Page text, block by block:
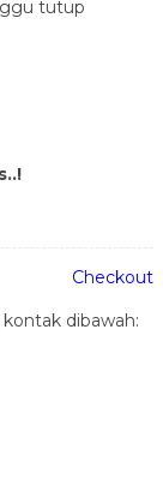
tutup
Checkout
dibawah: